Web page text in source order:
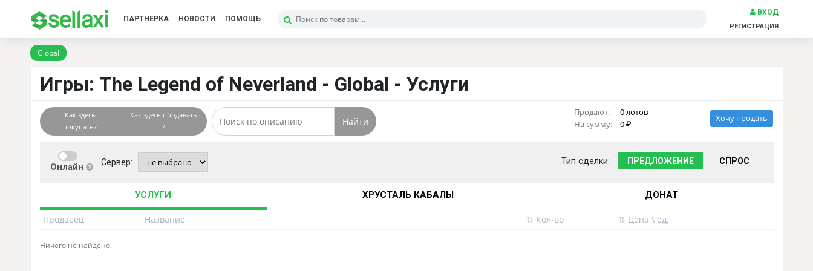
ПАРТНЕРКА НОВОСТИ ПОМОЩЬ
ВХОД
РЕГИСТРАЦИЯ
Global
Игры: The Legend of Neverland - Global - Услуги
Как здесь
покупать?
Как здесь продавать
?
Найти
Продают:
0 лотов
На сумму:
0
Хочу продать
Онлайн Сервер: Тип сделки: ПРЕДЛОЖЕНИЕ СПРОС
УСЛУГИ ХРУСТАЛЬ КАБАЛЫ ДОНАТ
Продавец Название ⇅ Кол-во ⇅ Цена \ ед.
Ничего не найдено.